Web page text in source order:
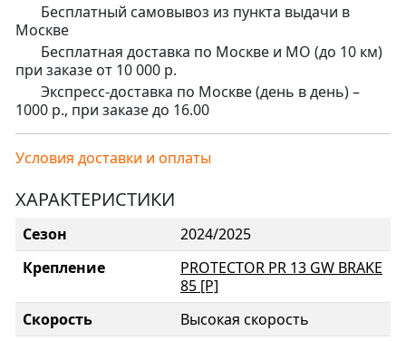
Бесплатный самовывоз из пункта выдачи в
Москве
Бесплатная доставка по Москве и МО (до 10 км)
при заказе от 10 000 р.
Экспресс-доставка по Москве (день в день) –
1000 р., при заказе до 16.00
Условия доставки и оплаты
ХАРАКТЕРИСТИКИ
Сезон
2024/2025
Крепление
PROTECTOR PR 13 GW BRAKE
85 [P]
Скорость
Высокая скорость